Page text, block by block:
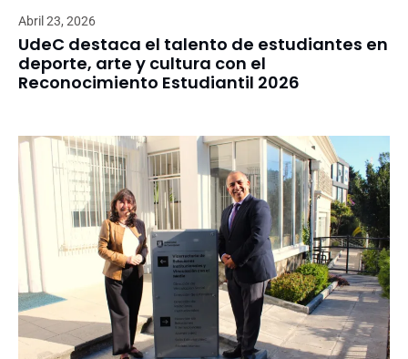
Abril 23, 2026
UdeC destaca el talento de estudiantes en
deporte, arte y cultura con el
Reconocimiento Estudiantil 2026